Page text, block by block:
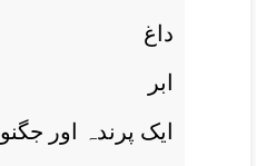
داغ
ابر
ايک پرندہ اور جگنو